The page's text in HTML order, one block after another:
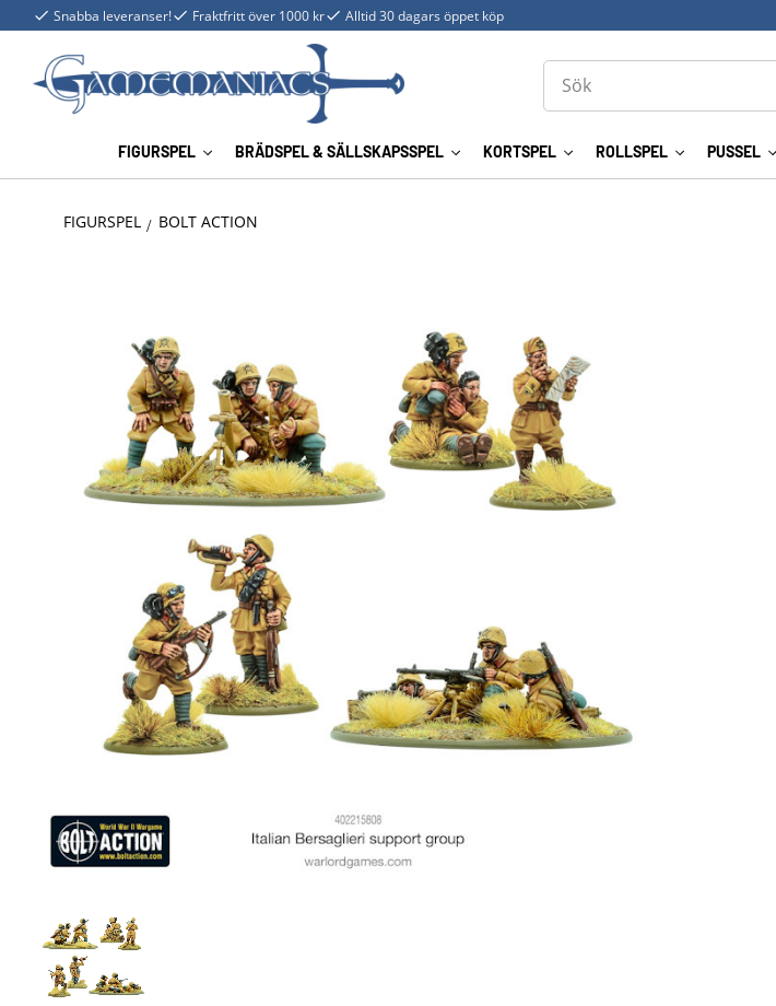
Snabba leveranser! Fraktfritt över 1000 kr Alltid 30 dagars öppet köp
FIGURSPEL BRÄDSPEL & SÄLLSKAPSSPEL KORTSPEL ROLLSPEL PUSSEL
FIGURSPEL BOLT ACTION